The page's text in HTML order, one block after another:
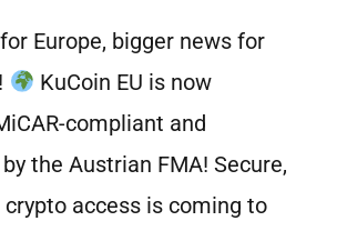
Europe, bigger news for
KuCoin EU is now
compliant and
the Austrian FMA! Secure,
access is coming to